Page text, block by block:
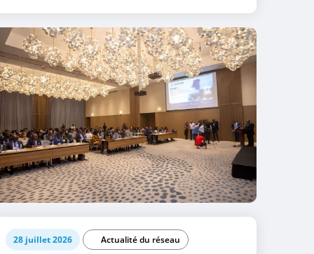
28 juillet 2026
Actualité du réseau